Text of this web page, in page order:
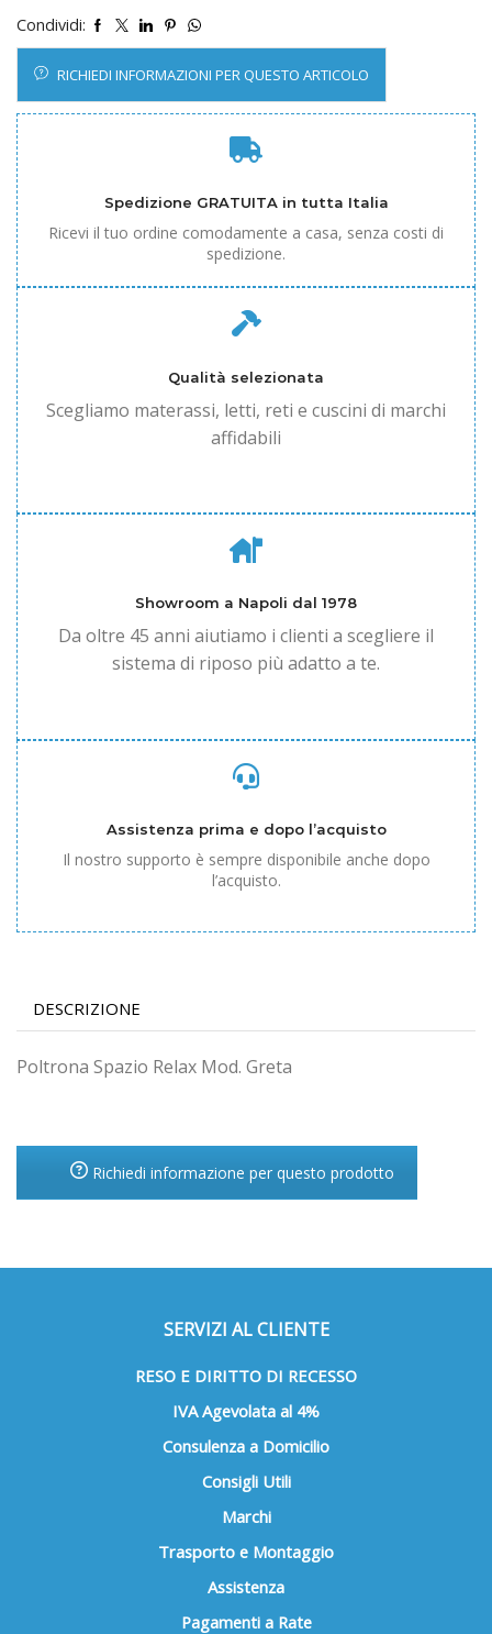
Condividi:
RICHIEDI INFORMAZIONI PER QUESTO ARTICOLO
Spedizione GRATUITA in tutta Italia
Ricevi il tuo ordine comodamente a casa, senza costi di
spedizione.
Qualità selezionata
Scegliamo materassi, letti, reti e cuscini di marchi
affidabili
Showroom a Napoli dal 1978
Da oltre 45 anni aiutiamo i clienti a scegliere il
sistema di riposo più adatto a te.
Assistenza prima e dopo l’acquisto
Il nostro supporto è sempre disponibile anche dopo
l’acquisto.
DESCRIZIONE
Poltrona Spazio Relax Mod. Greta
Richiedi informazione per questo prodotto
SERVIZI AL CLIENTE
RESO E DIRITTO DI RECESSO
IVA Agevolata al 4%
Consulenza a Domicilio
Consigli Utili
Marchi
Trasporto e Montaggio
Assistenza
Pagamenti a Rate